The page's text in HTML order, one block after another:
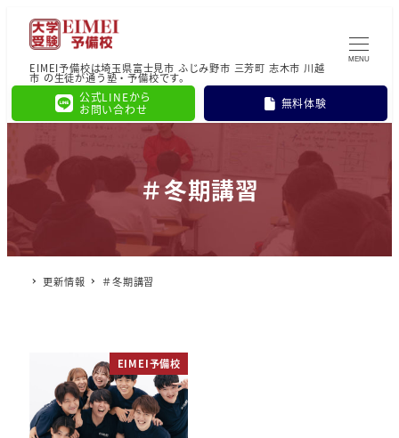
EIMEI予備校は埼玉県富士見市 ふじみ野市 三芳町 志木市 川越
市 の生徒が通う塾・予備校です。
公式LINEから
お問い合わせ
無料体験
MENU
＃冬期講習
更新情報 ＃冬期講習
EIMEI予備校